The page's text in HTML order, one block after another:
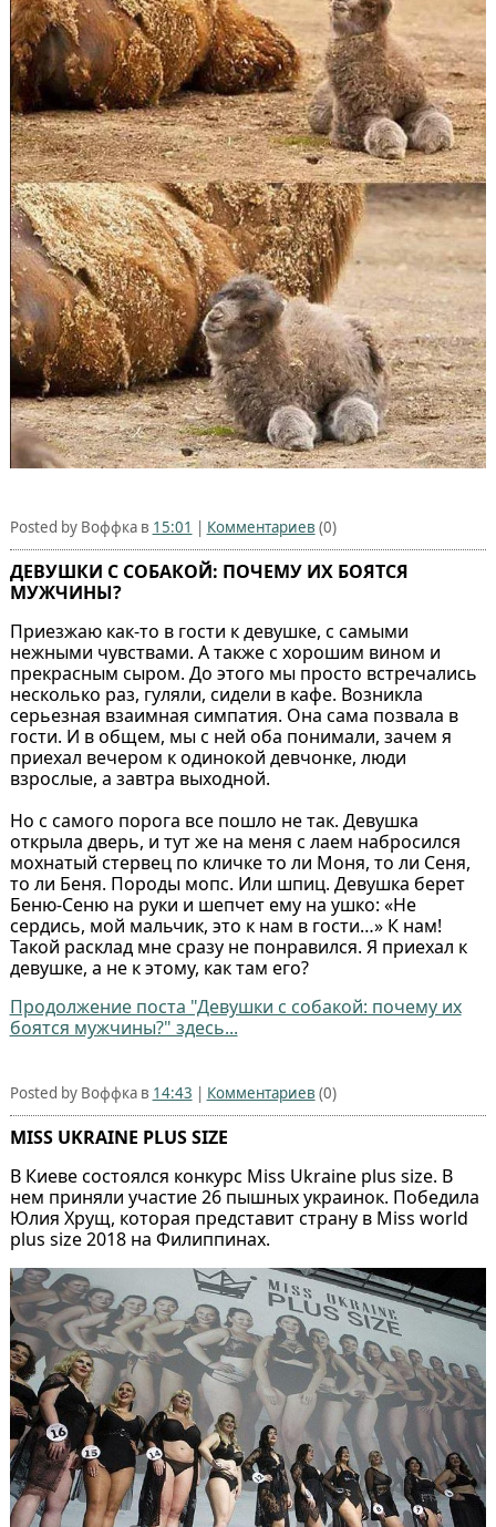
Posted by Воффка в 15:01 | Комментариев (0)
ДЕВУШКИ С СОБАКОЙ: ПОЧЕМУ ИХ БОЯТСЯ
МУЖЧИНЫ?
Приезжаю как-то в гости к девушке, с самыми
нежными чувствами. А также с хорошим вином и
прекрасным сыром. До этого мы просто встречались
несколько раз, гуляли, сидели в кафе. Возникла
серьезная взаимная симпатия. Она сама позвала в
гости. И в общем, мы с ней оба понимали, зачем я
приехал вечером к одинокой девчонке, люди
взрослые, а завтра выходной.
Но с самого порога все пошло не так. Девушка
открыла дверь, и тут же на меня с лаем набросился
мохнатый стервец по кличке то ли Моня, то ли Сеня,
то ли Беня. Породы мопс. Или шпиц. Девушка берет
Беню-Сеню на руки и шепчет ему на ушко: «Не
сердись, мой мальчик, это к нам в гости…» К нам!
Такой расклад мне сразу не понравился. Я приехал к
девушке, а не к этому, как там его?
Продолжение поста "Девушки с собакой: почему их
боятся мужчины?" здесь...
Posted by Воффка в 14:43 | Комментариев (0)
MISS UKRAINE PLUS SIZE
В Киеве состоялся конкурс Miss Ukraine plus size. В
нем приняли участие 26 пышных украинок. Победила
Юлия Хрущ, которая представит страну в Miss world
plus size 2018 на Филиппинах.